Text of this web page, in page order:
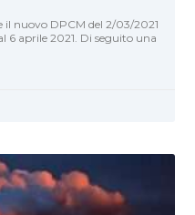
il nuovo DPCM del 2/03/2021
6 aprile 2021. Di seguito una